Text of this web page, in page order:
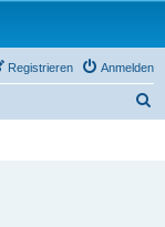
Anmelden
Registrieren